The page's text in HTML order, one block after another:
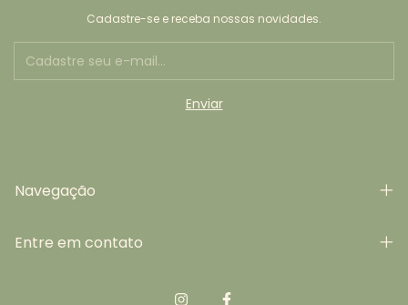
Cadastre-se e receba nossas novidades.
Navegação
Entre em contato